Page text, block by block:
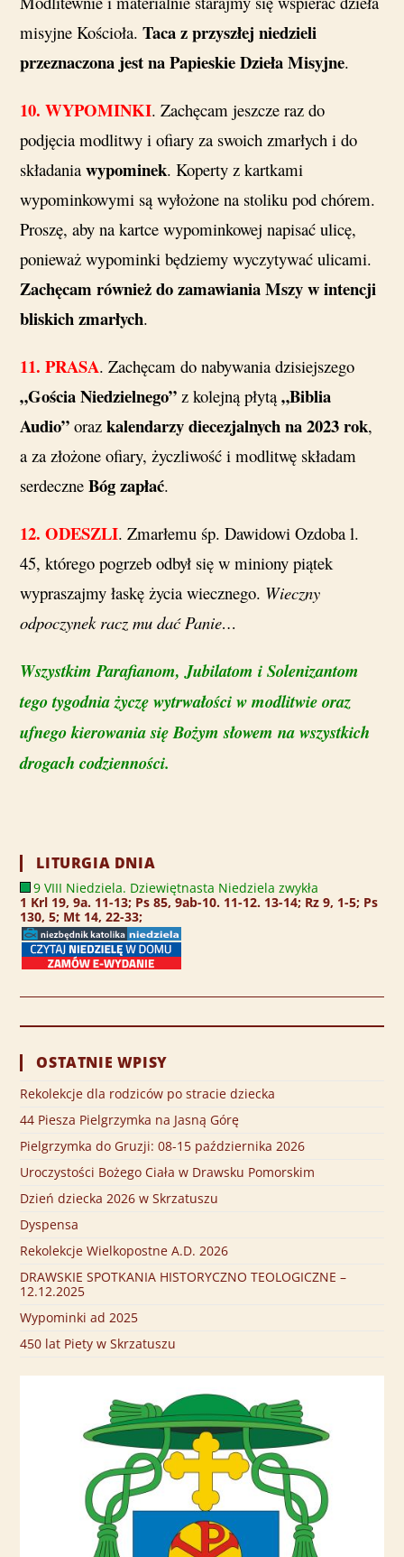
misyjne Kościoła.Taca z przyszłej niedzieli
przeznaczona jest na Papieskie Dzieła Misyjne.
10.WYPOMINKI. Zachęcam jeszcze raz do
podjęcia modlitwy i ofiary za swoich zmarłych i do
składaniawypominek. Koperty z kartkami
wypominkowymi są wyłożone na stoliku pod chórem.
Proszę, aby na kartce wypominkowej napisać ulicę,
ponieważ wypominki będziemy wyczytywać ulicami.
Zachęcam również do zamawiania Mszy w intencji
bliskich zmarłych.
11.PRASA. Zachęcam do nabywania dzisiejszego
„Gościa Niedzielnego”z kolejną płytą „Biblia
Audio”oraz kalendarzy diecezjalnych na 2023 rok,
a za złożone ofiary, życzliwość i modlitwę składam
serdeczneBóg zapłać.
12.ODESZLI. Zmarłemu śp. Dawidowi Ozdoba l.
45, którego pogrzeb odbył się w miniony piątek
wypraszajmy łaskę życia wiecznego. Wieczny
odpoczynek racz mu dać Panie…
Wszystkim Parafianom, Jubilatom i Solenizantom
tego tygodnia życzę wytrwałości w modlitwie oraz
ufnego kierowania się Bożym słowem na wszystkich
drogach codzienności.
LITURGIA DNIA
9 VIII Niedziela. Dziewiętnasta Niedziela zwykła
1 Krl 19, 9a. 11-13; Ps 85, 9ab-10. 11-12. 13-14; Rz 9, 1-5; Ps
130, 5; Mt 14, 22-33;
OSTATNIE WPISY
Rekolekcje dla rodziców po stracie dziecka
44 Piesza Pielgrzymka na Jasną Górę
Pielgrzymka do Gruzji: 08-15 października 2026
Uroczystości Bożego Ciała w Drawsku Pomorskim
Dzień dziecka 2026 w Skrzatuszu
Dyspensa
Rekolekcje Wielkopostne A.D. 2026
DRAWSKIE SPOTKANIA HISTORYCZNO TEOLOGICZNE –
12.12.2025
Wypominki ad 2025
450 lat Piety w Skrzatuszu